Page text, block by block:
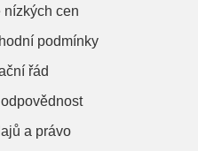
nízkých cen
podmínky
řád
a právo